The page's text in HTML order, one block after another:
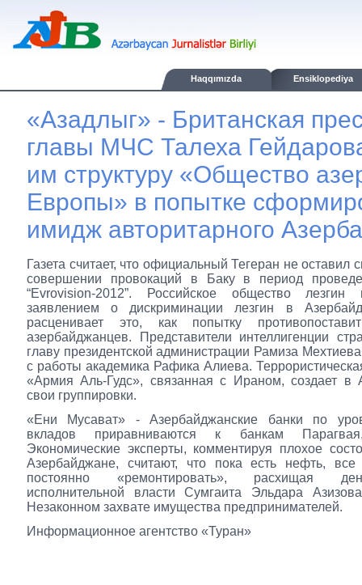
Haqqımızda Ensiklopediya
«Азадлыг» - Британская
главы МЧС Талеха
им структуру «Общество
Европы» в попытке
имидж авторитарного
Газета считает, что официальный Тегеран не оставил
совершении провокаций в Баку в период
“Evrovision-2012”. Российское общество лезгин
заявлением о дискриминации лезгин в
расценивает это, как попытку
азербайджанцев. Представители интеллигенции
главу президентской администрации Рамиза
с работы академика Рафика Алиева.
«Армия Аль-Гудс», связанная с Ираном, создает в
свои группировки.
«Ени Мусават» - Азербайджанские банки по
вкладов приравниваются к банкам
Экономические эксперты, комментируя плохое
Азербайджане, считают, что пока есть нефть, все
постоянно «ремонтировать», расхищая
исполнительной власти Сумгаита Эльдара
Незаконном захвате имущества предпринимателей.
Информационное агентство «Туран»